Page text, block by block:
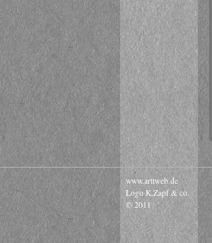
www.arttweb.de
Logo K.Zapf & co.
© 2011